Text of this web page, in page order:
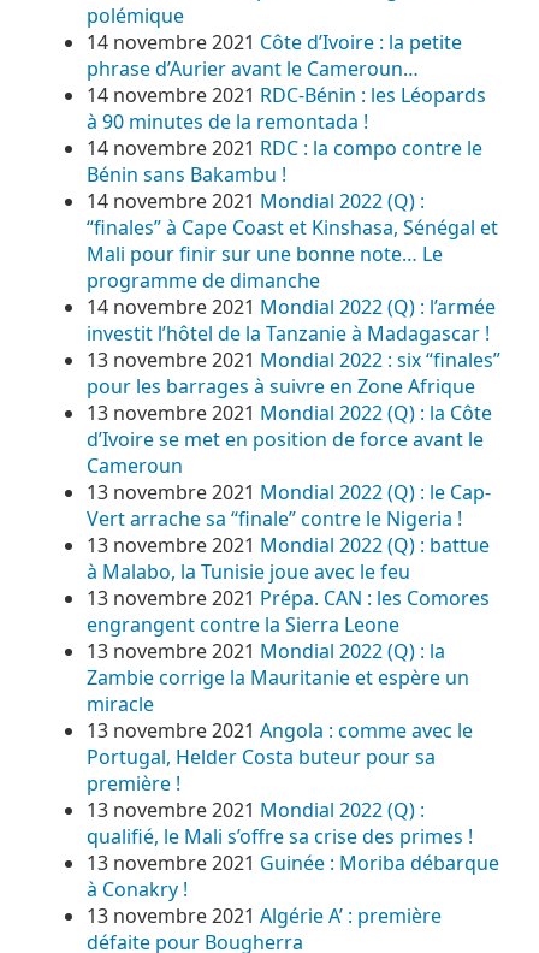
polémique
14 novembre 2021 Côte d’Ivoire : la petite
phrase d’Aurier avant le Cameroun…
14 novembre 2021 RDC-Bénin : les Léopards
à 90 minutes de la remontada !
14 novembre 2021 RDC : la compo contre le
Bénin sans Bakambu !
14 novembre 2021 Mondial 2022 (Q) :
“finales” à Cape Coast et Kinshasa, Sénégal et
Mali pour finir sur une bonne note… Le
programme de dimanche
14 novembre 2021 Mondial 2022 (Q) : l’armée
investit l’hôtel de la Tanzanie à Madagascar !
13 novembre 2021 Mondial 2022 : six “finales”
pour les barrages à suivre en Zone Afrique
13 novembre 2021 Mondial 2022 (Q) : la Côte
d’Ivoire se met en position de force avant le
Cameroun
13 novembre 2021 Mondial 2022 (Q) : le Cap-
Vert arrache sa “finale” contre le Nigeria !
13 novembre 2021 Mondial 2022 (Q) : battue
à Malabo, la Tunisie joue avec le feu
13 novembre 2021 Prépa. CAN : les Comores
engrangent contre la Sierra Leone
13 novembre 2021 Mondial 2022 (Q) : la
Zambie corrige la Mauritanie et espère un
miracle
13 novembre 2021 Angola : comme avec le
Portugal, Helder Costa buteur pour sa
première !
13 novembre 2021 Mondial 2022 (Q) :
qualifié, le Mali s’offre sa crise des primes !
13 novembre 2021 Guinée : Moriba débarque
à Conakry !
13 novembre 2021 Algérie A’ : première
défaite pour Bougherra